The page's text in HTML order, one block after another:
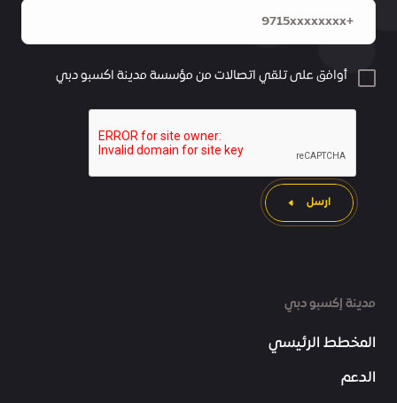
مدينة إكسبو دبي
المخطط الرئيسي
الدعم
أوافق على تلقي اتصالات من مؤسسة مدينة اكسبو دبي
ارسل